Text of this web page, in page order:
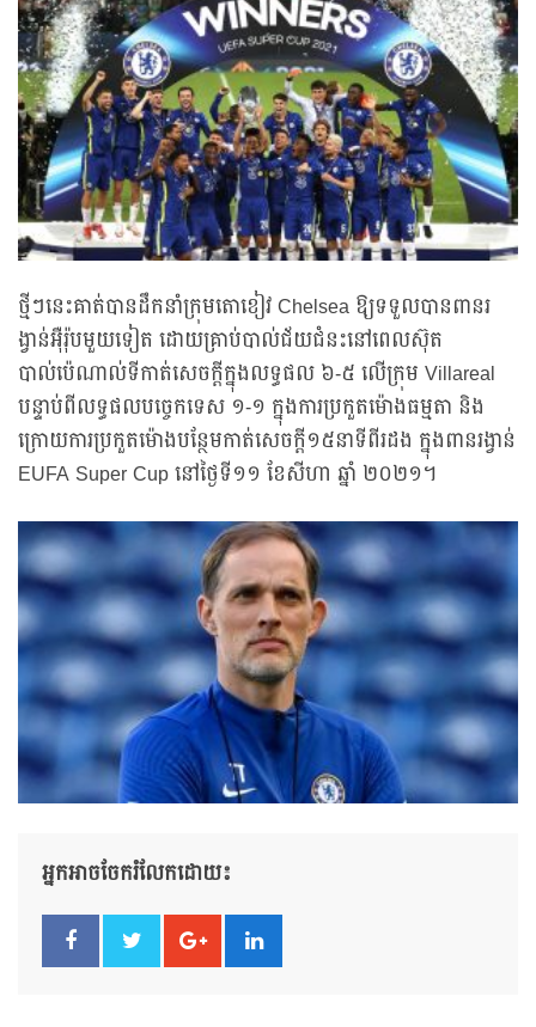
ថ្មីៗនេះគាត់បានដឹកនាំក្រុមតោខៀវ Chelsea ឱ្យទទួលបានពានរ
ង្វាន់អ៊ឺរ៉ុបមួយទៀត ដោយគ្រាប់បាល់ជ័យជំនះនៅពេលស៊ុត
បាល់ប៉េណាល់ទីកាត់សេចក្តីក្នុងលទ្ធផល ៦-៥ លើក្រុម Villareal
បន្ទាប់ពីលទ្ធផលបច្ចេកទេស ១-១ ក្នុងការប្រកួតម៉ោងធម្មតា និង
ក្រោយការប្រកួតម៉ោងបន្ថែមកាត់សេចក្ដី១៥នាទីពីរដង ក្នុងពានរង្វាន់
EUFA Super Cup នៅថ្ងៃទី១១ ខែសីហា ឆ្នាំ ២០២១។
អ្នកអាចចែករំលែកដោយ៖